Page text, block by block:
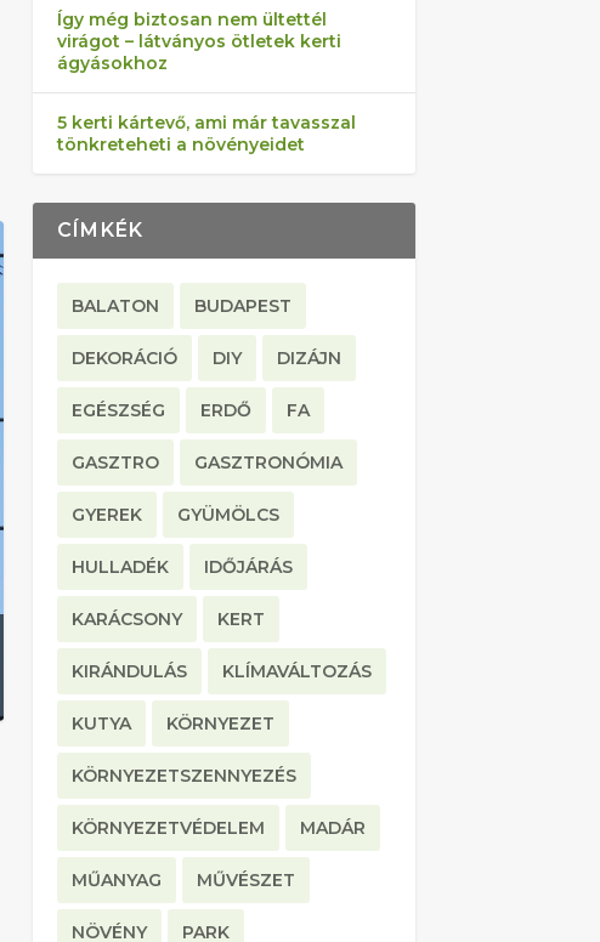
Így még biztosan nem ültettél
virágot – látványos ötletek kerti
ágyásokhoz
5 kerti kártevő, ami már tavasszal
tönkreteheti a növényeidet
CÍMKÉK
BALATON BUDAPEST
DEKORÁCIÓ DIY DIZÁJN
EGÉSZSÉG ERDŐ FA
GASZTRO GASZTRONÓMIA
GYEREK GYÜMÖLCS
HULLADÉK IDŐJÁRÁS
KARÁCSONY KERT
KIRÁNDULÁS KLÍMAVÁLTOZÁS
KUTYA KÖRNYEZET
KÖRNYEZETSZENNYEZÉS
KÖRNYEZETVÉDELEM MADÁR
MŰANYAG MŰVÉSZET
NÖVÉNY PARK